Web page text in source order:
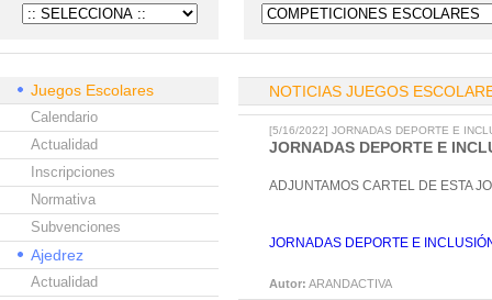
Juegos Escolares
Calendario
Actualidad
Inscripciones
Normativa
Subvenciones
Ajedrez
Actualidad
NOTICIAS JUEGOS
[5/16/2022] JORNADAS DEPORTE E
JORNADAS DEPORTE E
ADJUNTAMOS CARTEL DE ESTA
JORNADAS DEPORTE E
Autor: ARANDACTIVA